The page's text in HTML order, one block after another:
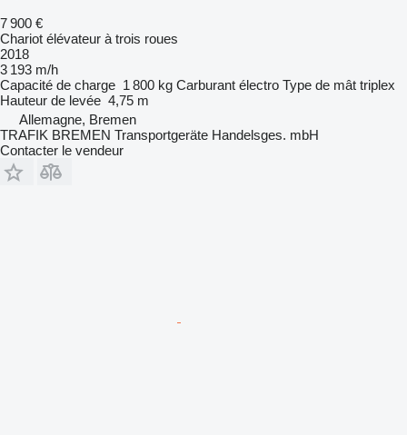
7 900 €
Chariot élévateur à trois roues
2018
3 193 m/h
Capacité de charge 1 800 kg Carburant électro Type de mât triplex
Hauteur de levée 4,75 m
Allemagne, Bremen
TRAFIK BREMEN Transportgeräte Handelsges. mbH
Contacter le vendeur